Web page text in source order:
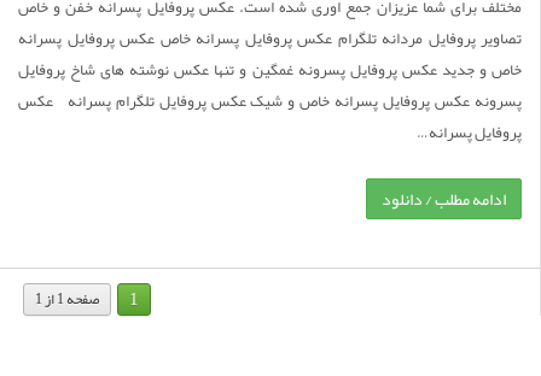
مختلف برای شما عزیزان جمع اوری شده است. عکس پروفایل پسرانه خفن و خاص
تصاویر پروفایل مردانه تلگرام عکس پروفایل پسرانه خاص عکس پروفایل پسرانه
خاص و جدید عکس پروفایل پسرونه غمگین و تنها عکس نوشته های شاخ پروفایل
پسرونه عکس پروفایل پسرانه خاص و شیک عکس پروفایل تلگرام پسرانه عکس
پروفایل پسرانه…
ادامه مطلب / دانلود
صفحه 1 از 1 1